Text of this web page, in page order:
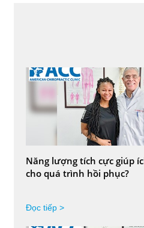
Năng lượng tích cực giúp
cho quá trình hồi phục?
Đọc tiếp >